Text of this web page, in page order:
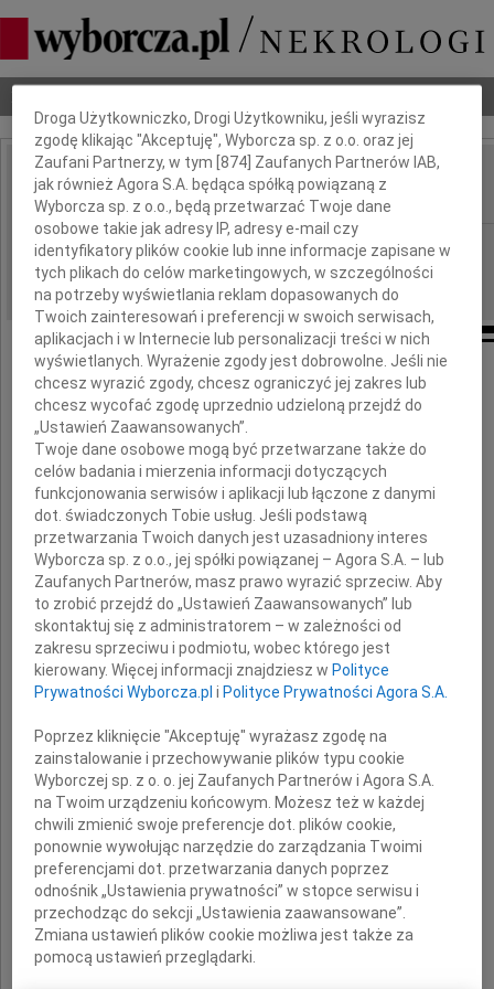
IMIĘ I NAZWISKO: Tomasz Talarczyk
REGION: cała Polska
DATA EMISJI: 14.04.2010
Tomka Tatarczyka
ale Jego postawa powodowała,
że nie przyjmowaliśmy tego do wiadomości.
Tym większy ból i poczucie ogromnej straty.
Żegnamy Cię
Dbamy o Twoją prywatność
Droga Użytkowniczko, Drogi Użytkowniku, jeśli wyrazisz
zgodę klikając "Akceptuję", Wyborcza sp. z o.o. oraz jej
Zaufani Partnerzy, w tym [874 ] Zaufanych Partnerów IAB,
jak również Agora S.A. będąca spółką powiązaną z
Wyborcza sp. z o.o., będą przetwarzać Twoje dane
osobowe takie jak adresy IP, adresy e-mail czy
identyfikatory plików cookie lub inne informacje zapisane w
tych plikach do celów marketingowych, w szczególności
na potrzeby wyświetlania reklam dopasowanych do
Twoich zainteresowań i preferencji w swoich serwisach,
aplikacjach i w Internecie lub personalizacji treści w nich
wyświetlanych. Wyrażenie zgody jest dobrowolne. Jeśli nie
chcesz wyrazić zgody, chcesz ograniczyć jej zakres lub
chcesz wycofać zgodę uprzednio udzieloną przejdź do
„Ustawień Zaawansowanych”.
Twoje dane osobowe mogą być przetwarzane także do
celów badania i mierzenia informacji dotyczących
funkcjonowania serwisów i aplikacji lub łączone z danymi
dot. świadczonych Tobie usług. Jeśli podstawą
przetwarzania Twoich danych jest uzasadniony interes
Wyborcza sp. z o.o., jej spółki powiązanej – Agora S.A. – lub
Zaufanych Partnerów, masz prawo wyrazić sprzeciw. Aby
to zrobić przejdź do „Ustawień Zaawansowanych” lub
skontaktuj się z administratorem – w zależności od
zakresu sprzeciwu i podmiotu, wobec którego jest
kierowany. Więcej informacji znajdziesz w Polityce
Prywatności Wyborcza.pl i Polityce Prywatności Agora S.A.
Poprzez kliknięcie "Akceptuję" wyrażasz zgodę na
zainstalowanie i przechowywanie plików typu cookie
Wyborczej sp. z o. o. jej Zaufanych Partnerów i Agora S.A.
na Twoim urządzeniu końcowym. Możesz też w każdej
chwili zmienić swoje preferencje dot. plików cookie,
ponownie wywołując narzędzie do zarządzania Twoimi
preferencjami dot. przetwarzania danych poprzez
odnośnik „Ustawienia prywatności” w stopce serwisu i
przechodząc do sekcji „Ustawienia zaawansowane”.
Zmiana ustawień plików cookie możliwa jest także za
pomocą ustawień przeglądarki.